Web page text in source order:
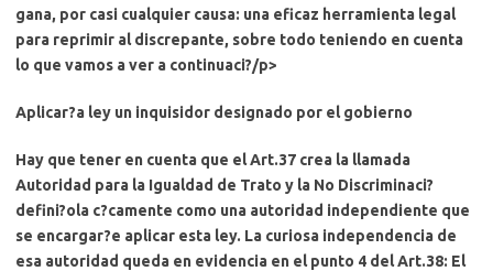
gana, por casi cualquier causa: una eficaz herramienta legal
para reprimir al discrepante, sobre todo teniendo en cuenta
lo que vamos a ver a continuaci?/p>
Aplicar?a ley un inquisidor designado por el gobierno
Hay que tener en cuenta que el Art.37 crea la llamada
Autoridad para la Igualdad de Trato y la No Discriminaci?
defini?ola c?camente como una autoridad independiente que
se encargar?e aplicar esta ley. La curiosa independencia de
esa autoridad queda en evidencia en el punto 4 del Art.38: El